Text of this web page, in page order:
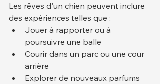
Les rêves d'un chien peuvent inclure
des expériences telles que :
Jouer à rapporter ou à
poursuivre une balle
Courir dans un parc ou une cour
arrière
Explorer de nouveaux parfums